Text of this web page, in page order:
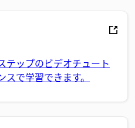
テップのビデオチュート
で学習できます。